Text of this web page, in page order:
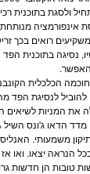
ולסגת בתוכנית
אינפורמציה
רואים בכך
נסיגה
האפשר.
הכלכלית
לנסיגת
את המניותלשיאים
דאו ג'ונס השיל 1.23% ומדד הנאסדק מסיים בירידות קלות של 0.09%.
השוק עלה עד כה בשנת
הנראה יצאו. ואו
טובות הן חדשות